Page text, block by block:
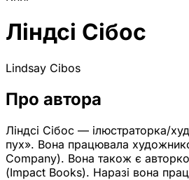
Ліндсі Сібос
Lindsay Cibos
Про автора
Ліндсі Сібос — ілюстраторка/
пух». Вона працювала
Company). Вона також є
(Impact Books). Наразі вона